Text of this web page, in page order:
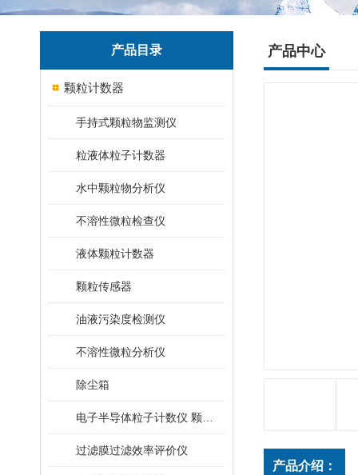
产品目录
颗粒计数器
手持式颗粒物监测仪
粒液体粒子计数器
水中颗粒物分析仪
不溶性微粒检查仪
液体颗粒计数器
颗粒传感器
油液污染度检测仪
不溶性微粒分析仪
除尘箱
过滤膜过滤效率评价仪
产品中心
产品介绍：